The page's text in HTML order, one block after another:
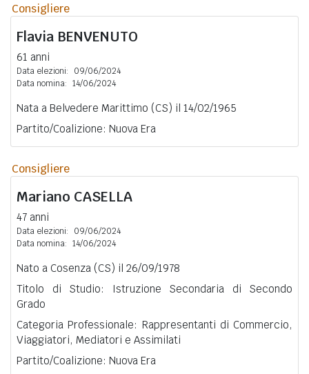
Consigliere
Flavia BENVENUTO
61 anni
Data elezioni:
09/06/2024
Data nomina: 14/06/2024
Nata a Belvedere Marittimo (CS) il 14/02/1965
Partito/Coalizione: Nuova Era
Consigliere
Mariano CASELLA
47 anni
Data elezioni:
09/06/2024
Data nomina: 14/06/2024
Nato a Cosenza (CS) il 26/09/1978
Titolo di Studio: Istruzione Secondaria di Secondo
Grado
Categoria Professionale: Rappresentanti di Commercio,
Viaggiatori, Mediatori e Assimilati
Partito/Coalizione: Nuova Era